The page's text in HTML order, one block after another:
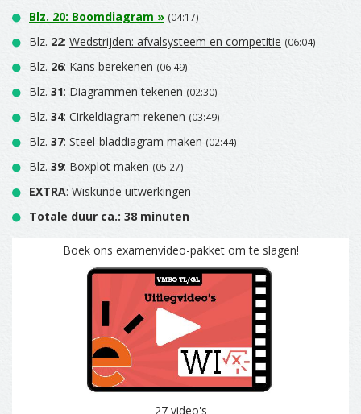
Blz. 20: Boomdiagram » (04:17)
Blz. 22: Wedstrijden: afvalsysteem en competitie (06:04)
Blz. 26: Kans berekenen (06:49)
Blz. 31: Diagrammen tekenen (02:30)
Blz. 34: Cirkeldiagram rekenen (03:49)
Blz. 37: Steel-bladdiagram maken (02:44)
Blz. 39: Boxplot maken (05:27)
EXTRA: Wiskunde uitwerkingen
Totale duur ca.: 38 minuten
Boek ons examenvideo-pakket om te slagen!
27 video's